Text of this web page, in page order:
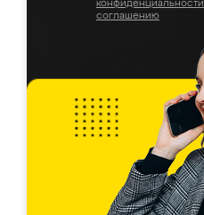
конфиденциальности
соглашению